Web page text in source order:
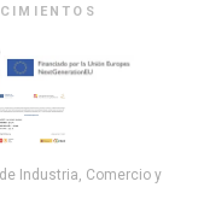
Industria, Comercio y